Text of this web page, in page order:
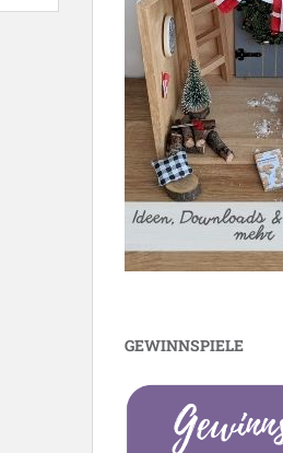
GEWINNSPIELE